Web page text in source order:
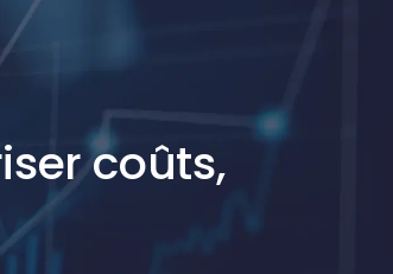
coûts,